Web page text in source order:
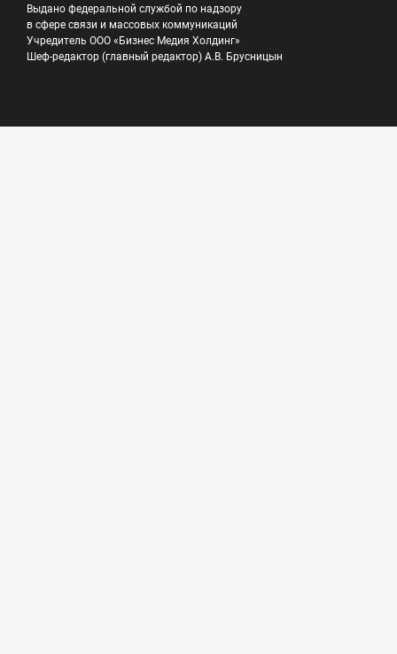
Выдано федеральной службой по надзору
в сфере связи и массовых коммуникаций
Учредитель ООО «Бизнес Медия Холдинг»
Шеф-редактор (главный редактор) А.В. Брусницын